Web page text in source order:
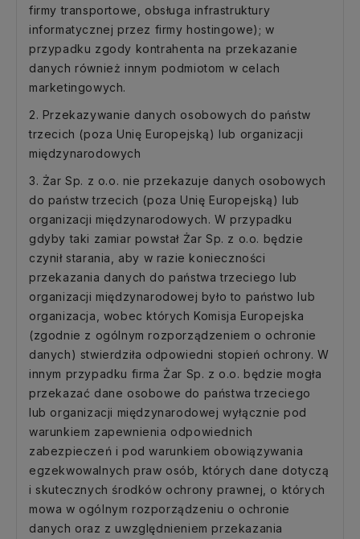
firmy transportowe, obsługa infrastruktury
informatycznej przez firmy hostingowe); w
przypadku zgody kontrahenta na przekazanie
danych również innym podmiotom w celach
marketingowych.
2. Przekazywanie danych osobowych do państw
trzecich (poza Unię Europejską) lub organizacji
międzynarodowych
3. Żar Sp. z o.o. nie przekazuje danych osobowych
do państw trzecich (poza Unię Europejską) lub
organizacji międzynarodowych. W przypadku
gdyby taki zamiar powstał Żar Sp. z o.o. będzie
czynił starania, aby w razie konieczności
przekazania danych do państwa trzeciego lub
organizacji międzynarodowej było to państwo lub
organizacja, wobec których Komisja Europejska
(zgodnie z ogólnym rozporządzeniem o ochronie
danych) stwierdziła odpowiedni stopień ochrony. W
innym przypadku firma Żar Sp. z o.o. będzie mogła
przekazać dane osobowe do państwa trzeciego
lub organizacji międzynarodowej wyłącznie pod
warunkiem zapewnienia odpowiednich
zabezpieczeń i pod warunkiem obowiązywania
egzekwowalnych praw osób, których dane dotyczą
i skutecznych środków ochrony prawnej, o których
mowa w ogólnym rozporządzeniu o ochronie
danych oraz z uwzględnieniem przekazania